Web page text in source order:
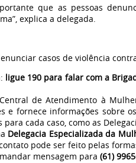
que as pessoas
explica a delegada.
casos de violência
ligue 190 para falar com a
de Atendimento à
e fornece informações sobre
cada caso, como as
Delegacia Especializada da
pode ser feito pelas
mensagem para (61)